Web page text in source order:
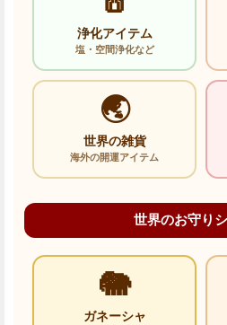
浄化アイテム
塩・空間浄化など
🌏
世界の雑貨
海外の開運アイテム
世界のお守り
🐘
ガネーシャ